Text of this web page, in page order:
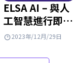
ELSA AI – 與人
工智慧進行即時
英語對話
2023年/12月/29日